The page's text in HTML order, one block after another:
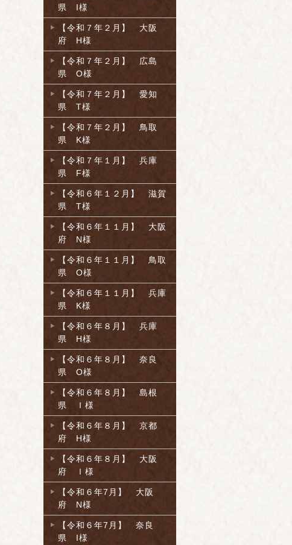
県 I様
【令和７年２月】 大阪
府 H様
【令和７年２月】 広島
県 O様
【令和７年２月】 愛知
県 T様
【令和７年２月】 鳥取
県 K様
【令和７年１月】 兵庫
県 F様
【令和６年１２月】 滋賀
県 T様
【令和６年１１月】 大阪
府 N様
【令和６年１１月】 鳥取
県 O様
【令和６年１１月】 兵庫
県 K様
【令和６年８月】 兵庫
県 H様
【令和６年８月】 奈良
県 O様
【令和６年８月】 島根
県 Ｉ様
【令和６年８月】 京都
府 H様
【令和６年８月】 大阪
府 Ｉ様
【令和６年7月】 大阪
府 N様
【令和６年7月】 奈良
県 I様